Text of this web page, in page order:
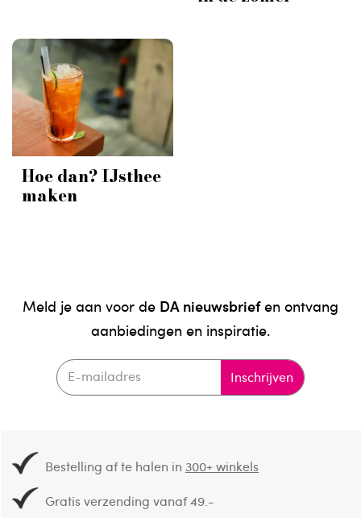
Hoe dan? IJsthee
maken
Meld je aan voor de DA nieuwsbriefen ontvang
aanbiedingen en inspiratie.
Inschrijven
Bestelling af te halen in300+ winkels
Gratis verzending vanaf 49.-